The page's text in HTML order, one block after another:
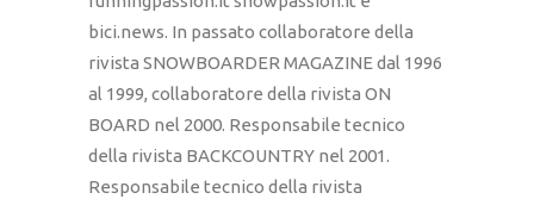
bici.news. In passato collaboratore della
rivista SNOWBOARDER MAGAZINE dal 1996
al 1999, collaboratore della rivista ON
BOARD nel 2000. Responsabile tecnico
della rivista BACKCOUNTRY nel 2001.
Responsabile tecnico della rivista